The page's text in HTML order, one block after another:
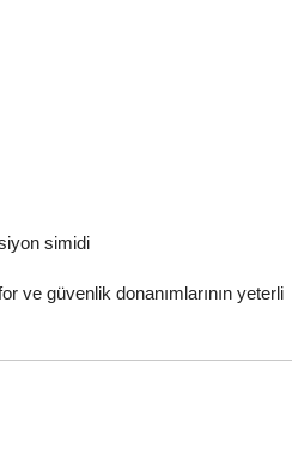
simidi
ve güvenlik donanımlarının yeterli